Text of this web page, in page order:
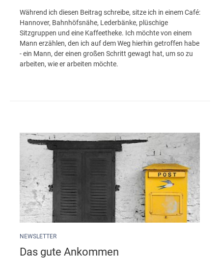
Während ich diesen Beitrag schreibe, sitze ich in einem Café:
Hannover, Bahnhöfsnähe, Lederbänke, plüschige
Sitzgruppen und eine Kaffeetheke. Ich möchte von einem
Mann erzählen, den ich auf dem Weg hierhin getroffen habe
- ein Mann, der einen großen Schritt gewagt hat, um so zu
arbeiten, wie er arbeiten möchte.
NEWSLETTER
Das gute Ankommen